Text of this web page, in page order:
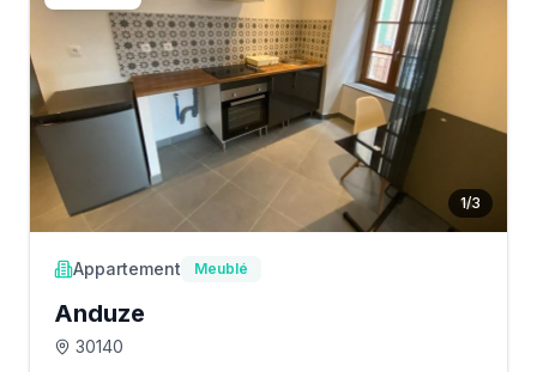
1/3
Appartement Meublé
Anduze
30140